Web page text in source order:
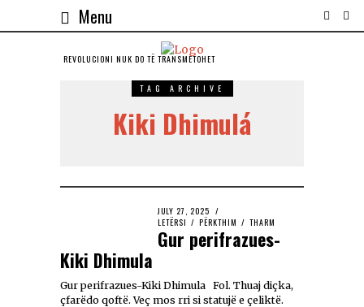
Menu
REVOLUCIONI NUK DO TЁ TRANSMETOHET
TAG ARCHIVE
Kiki Dhimulá
JULY 27, 2025
LETËRSI / PËRKTHIM / THARM
Gur perifrazues-
Kiki Dhimula
Gur perifrazues-Kiki Dhimula Fol. Thuaj diçka,
çfarëdo qoftë. Veç mos rri si statujë e çeliktë.